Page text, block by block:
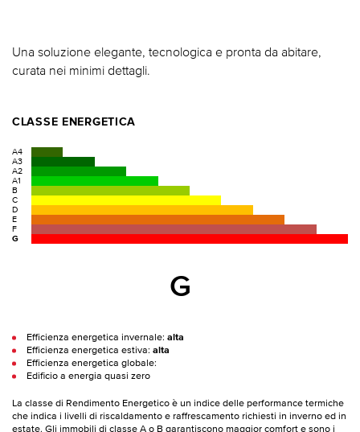
Una soluzione elegante, tecnologica e pronta da abitare,
curata nei minimi dettagli.
CLASSE ENERGETICA
A4
A3
A2
A1
B
C
D
E
F
G
G
Efficienza energetica invernale: alta
Efficienza energetica estiva: alta
Efficienza energetica globale:
Edificio a energia quasi zero
La classe di Rendimento Energetico è un indice delle performance termiche
che indica i livelli di riscaldamento e raffrescamento richiesti in inverno ed in
estate. Gli immobili di classe A o B garantiscono maggior comfort e sono i